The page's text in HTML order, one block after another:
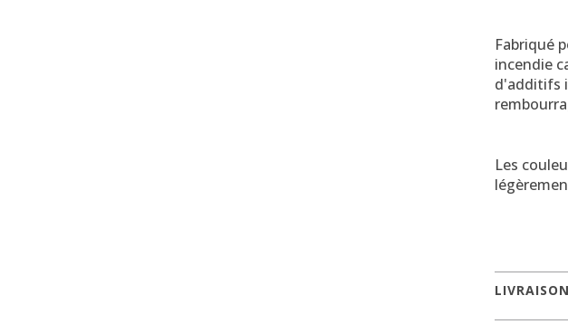
Fabriqué
incendie
d'additifs
Les
LIVRAISON